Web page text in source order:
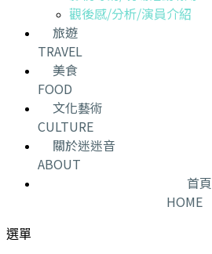
觀後感/分析/演員介紹
旅遊
TRAVEL
美食
FOOD
文化藝術
CULTURE
關於迷迷音
ABOUT
首頁
HOME
選單